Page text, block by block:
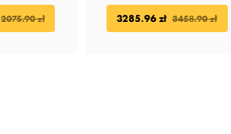
2075.90 zł 3285.96 zł 3458.90 zł